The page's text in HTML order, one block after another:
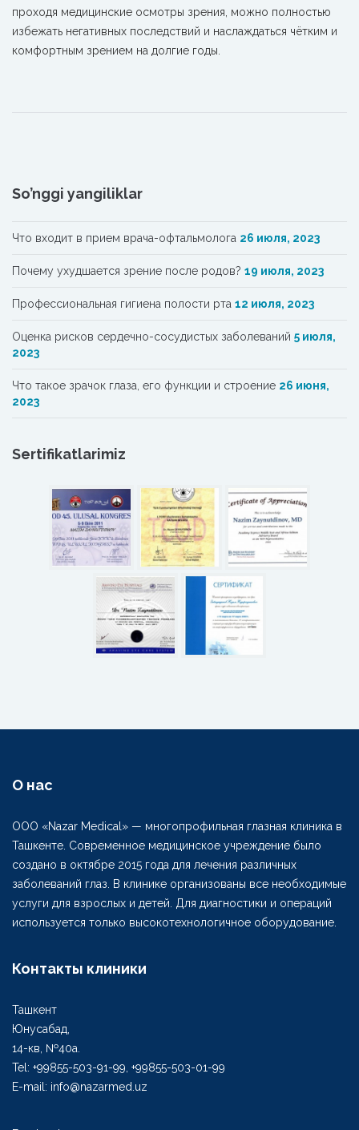
проходя медицинские осмотры зрения, можно полностью
избежать негативных последствий и наслаждаться чётким и
комфортным зрением на долгие годы.
So’nggi yangiliklar
Что входит в прием врача-офтальмолога 26 июля, 2023
Почему ухудшается зрение после родов? 19 июля, 2023
Профессиональная гигиена полости рта 12 июля, 2023
Oценка рисков сердечно-сосудистых заболеваний 5 июля,
2023
Что такое зрачок глаза, его функции и строение 26 июня,
2023
Sertifikatlarimiz
О нас
ООО «Nazar Medical» — многопрофильная глазная клиника в
Ташкенте. Современное медицинское учреждение было
создано в октябре 2015 года для лечения различных
заболеваний глаз. В клинике организованы все необходимые
услуги для взрослых и детей. Для диагностики и операций
используется только высокотехнологичное оборудование.
Контакты клиники
Ташкент
Юнусабад,
14-кв, №40а.
Tel: +99855-503-91-99, +99855-503-01-99
E-mail: info@nazarmed.uz